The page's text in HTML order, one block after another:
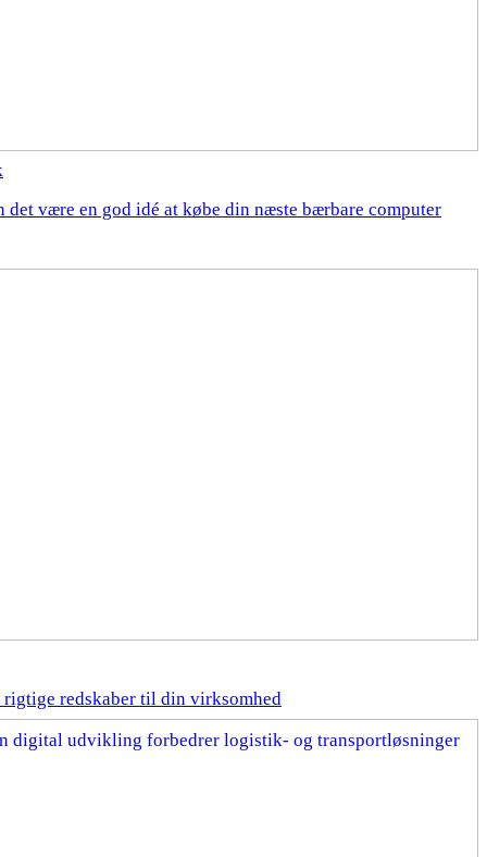
det være en god idé at købe din næste bærbare computer
rigtige redskaber til din virksomhed